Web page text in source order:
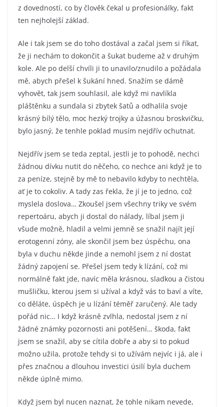
z dovedností, co by člověk čekal u profesionálky, fakt
ten nejholejší základ.
Ale i tak jsem se do toho dostával a začal jsem si říkat,
že ji nechám to dokončit a šukat budeme až v druhým
kole. Ale po delší chvíli ji to unavilo/znudilo a požádala
mě, abych přešel k šukání hned. Snažím se dámě
vyhovět, tak jsem souhlasil, ale když mi navlíkla
pláštěnku a sundala si zbytek šatů a odhalila svoje
krásný bílý tělo, moc hezký trojky a úžasnou broskvičku,
bylo jasný, že tenhle poklad musím nejdřív ochutnat.
Nejdřív jsem se teda zeptal, jestli je to pohodě, nechci
žádnou dívku nutit do něčeho, co nechce ani když je to
za peníze, stejně by mě to nebavilo kdyby to nechtěla,
ať je to cokoliv. A tady zas řekla, že jí je to jedno, což
myslela doslova… Zkoušel jsem všechny triky ve svém
repertoáru, abych ji dostal do nálady, líbal jsem ji
všude možně, hladil a velmi jemně se snažil najít její
erotogenní zóny, ale skončil jsem bez úspěchu, ona
byla v duchu někde jinde a nemohl jsem z ní dostat
žádný zapojení se. Přešel jsem tedy k lízání, což mi
normálně fakt jde, navíc měla krásnou, sladkou a čistou
mušličku, kterou jsem si užíval a když vás to baví a víte,
co děláte, úspěch je u lízání téměř zaručený. Ale tady
pořád nic… I když krásně zvlhla, nedostal jsem z ní
žádné známky pozornosti ani potěšení… škoda, fakt
jsem se snažil, aby se cítila dobře a aby si to pokud
možno užila, protože tehdy si to užívám nejvíc i já, ale i
přes značnou a dlouhou investici úsilí byla duchem
někde úplně mimo.
Když jsem byl nucen naznat, že tohle nikam nevede,